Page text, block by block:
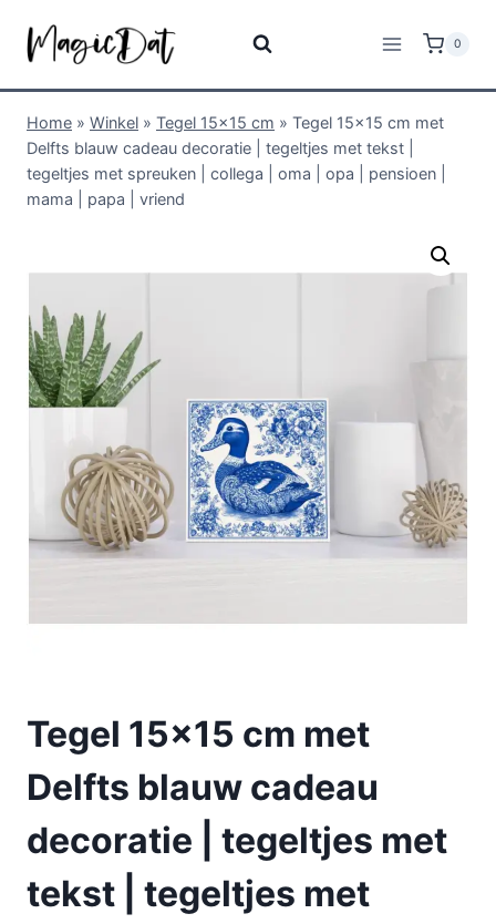
0
Home » Winkel » Tegel 15x15 cm » Tegel 15×15 cm met
Delfts blauw cadeau decoratie | tegeltjes met tekst |
tegeltjes met spreuken | collega | oma | opa | pensioen |
mama | papa | vriend
Tegel 15×15 cm met
Delfts blauw cadeau
decoratie | tegeltjes met
tekst | tegeltjes met